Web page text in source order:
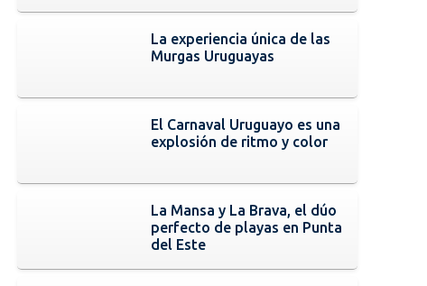
La experiencia única de las
Murgas Uruguayas
El Carnaval Uruguayo es una
explosión de ritmo y color
La Mansa y La Brava, el dúo
perfecto de playas en Punta
del Este